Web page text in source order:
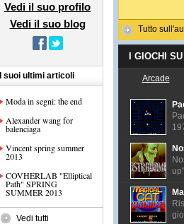
Vedi il suo profilo
Vedi il suo blog
I suoi ultimi articoli
Moda in segni: the end
Alexander wang for
balenciaga
Vincent spring summer
2013
COVHERLAB "Elliptical
Path" SPRING
SUMMER 2013
Vedi tutti
Tutto
I GIOCHI
Arcade